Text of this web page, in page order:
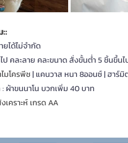
ยได้ไม่จำกัด
ป คละลาย คละขนาด สั่งขั้นต่ำ 5 ชิ้นขึ้นไ
มโครพีช| แคนวาส หนา 8ออนซ์ | ฮาร์มิ
ผ้าขนนาโน บวกเพิ่ม 40 บาท
เคราะห์ เกรด AA